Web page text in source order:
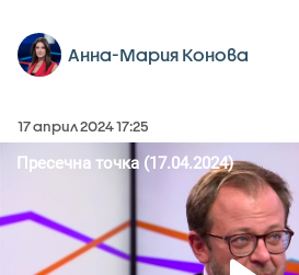
Анна-Мария Конова
17 април 2024 17:25